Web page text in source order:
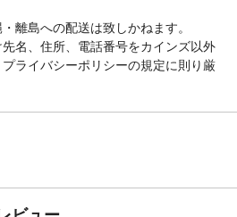
離島への配送は致しかねます。
名、住所、電話番号をカインズ以外
ライバシーポリシーの規定に則り厳